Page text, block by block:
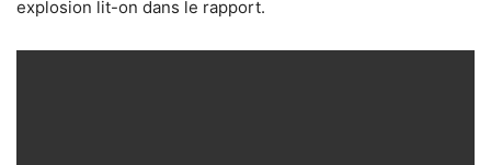
explosion lit-on dans le rapport.